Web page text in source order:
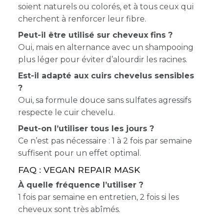
soient naturels ou colorés, et à tous ceux qui
cherchent à renforcer leur fibre.
Peut-il être utilisé sur cheveux fins ?
Oui, mais en alternance avec un shampooing
plus léger pour éviter d’alourdir les racines.
Est-il adapté aux cuirs chevelus sensibles
?
Oui, sa formule douce sans sulfates agressifs
respecte le cuir chevelu.
Peut-on l’utiliser tous les jours ?
Ce n’est pas nécessaire : 1 à 2 fois par semaine
suffisent pour un effet optimal.
FAQ : VEGAN REPAIR MASK
À quelle fréquence l’utiliser ?
1 fois par semaine en entretien, 2 fois si les
cheveux sont très abîmés.